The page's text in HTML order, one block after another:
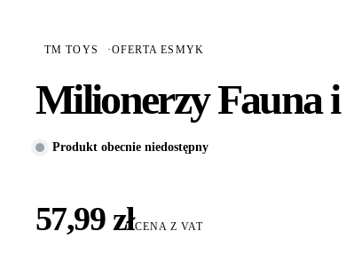
TM TOYS ·OFERTA ESMYK
Milionerzy Fauna
Produkt obecnie niedostępny
57,99 złCENA Z VAT